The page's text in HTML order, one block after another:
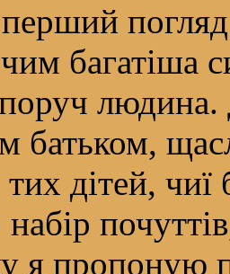
перший
багатіша
батьком,
тих дітей,
набір
я пропоную